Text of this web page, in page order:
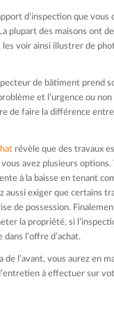
d’inspection que vous
plupart des maisons ont
voir ainsi illustrer de
de bâtiment prend
et l’urgence ou
de faire la différence
révèle que des travaux
avez plusieurs options.
à la baisse en tenant
aussi exiger que certains
de possession.
la propriété, si
l’offre d’achat.
de l’avant, vous aurez en
à effectuer sur